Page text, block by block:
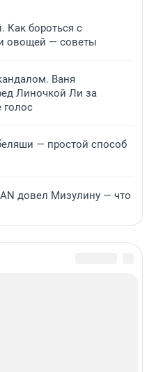
Как бороться с
овощей — советы
Ваня
Линочкой Ли за
голос
— простой способ
довел Мизулину — что